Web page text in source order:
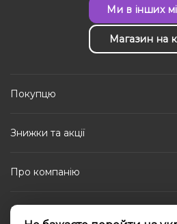
Ми в інших
Магазин на
Покупцю
Знижки та акції
Про компанію
Каталог